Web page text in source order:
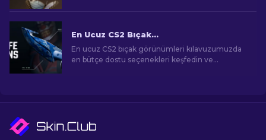
En Ucuz CS2 Bıçak Görünümleri [2026]
En ucuz CS2 bıçak görünümleri kılavuzumuzda
en bütçe dostu seçenekleri keşfedin ve